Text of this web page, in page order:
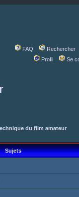
FAQ
Rechercher
Profil
Se
du film amateur
Sujets